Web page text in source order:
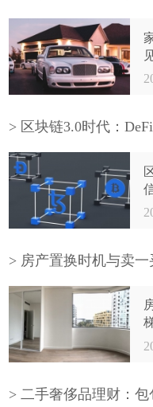
> 区块链3.0时代：
> 房产置换时机与卖
> 二手奢侈品理财：